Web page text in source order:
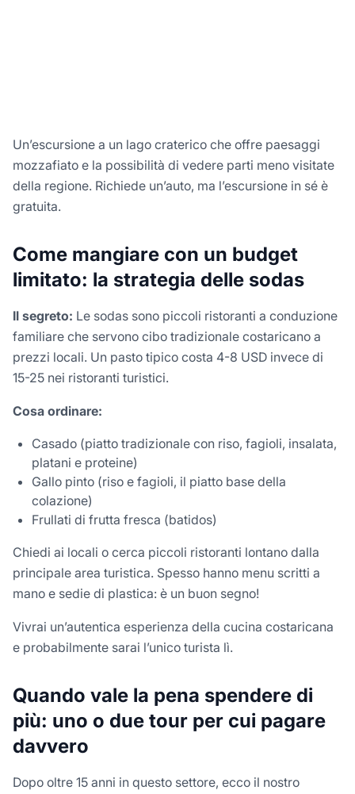
Un’escursione a un lago craterico che offre paesaggi
mozzafiato e la possibilità di vedere parti meno visitate
della regione. Richiede un’auto, ma l’escursione in sé è
gratuita.
Come mangiare con un budget
limitato: la strategia delle sodas
Il segreto: Le sodas sono piccoli ristoranti a conduzione
familiare che servono cibo tradizionale costaricano a
prezzi locali. Un pasto tipico costa 4-8 USD invece di
15-25 nei ristoranti turistici.
Cosa ordinare:
Casado (piatto tradizionale con riso, fagioli, insalata,
platani e proteine)
Gallo pinto (riso e fagioli, il piatto base della
colazione)
Frullati di frutta fresca (batidos)
Chiedi ai locali o cerca piccoli ristoranti lontano dalla
principale area turistica. Spesso hanno menu scritti a
mano e sedie di plastica: è un buon segno!
Vivrai un’autentica esperienza della cucina costaricana
e probabilmente sarai l’unico turista lì.
Quando vale la pena spendere di
più: uno o due tour per cui pagare
davvero
Dopo oltre 15 anni in questo settore, ecco il nostro